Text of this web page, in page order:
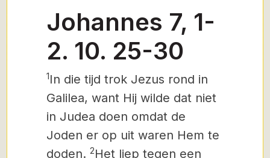
Johannes 7, 1-
2. 10. 25-30
1In die tijd trok Jezus rond in
Galilea, want Hij wilde dat niet
in Judea doen omdat de
Joden er op uit waren Hem te
doden. 2Het liep tegen een